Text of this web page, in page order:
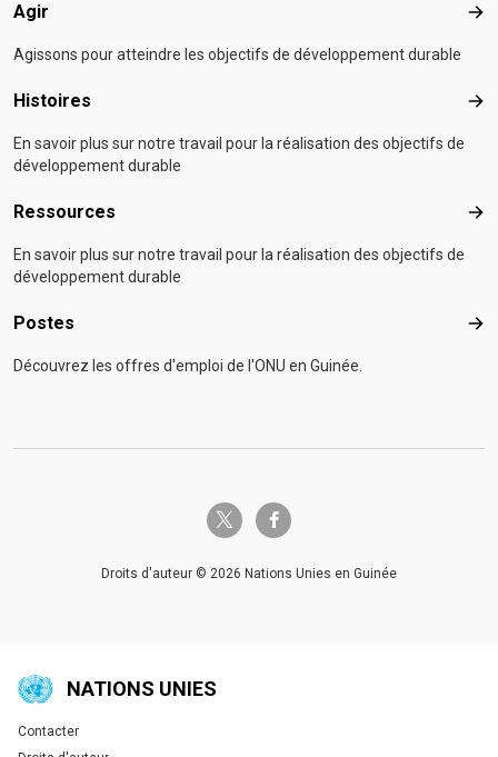
Agir Agir
Agissons pour atteindre les objectifs de développement durable
Histoires
En savoir plus sur notre travail pour la réalisation des objectifs de
développement durable
Ressources
En savoir plus sur notre travail pour la réalisation des objectifs de
développement durable
Postes
Découvrez les offres d'emploi de l'ONU en Guinée.
twitter-x facebook-f
Droits d'auteur © 2026 Nations Unies en Guinée
NATIONS UNIES
Global U.N. menu
Contacter